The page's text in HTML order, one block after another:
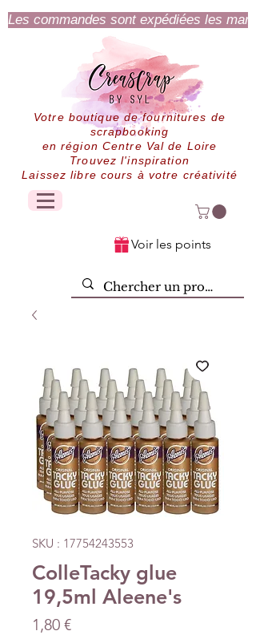
Les commandes sont expédiées les
Votre boutique de fournitures de
scrapbooking
en région Centre Val de Loire
Trouvez l'inspiration
Laissez libre cours à votre créativité
Voir les points
SKU : 17754243553
ColleTacky glue
19,5ml Aleene's
1,80 €Prix